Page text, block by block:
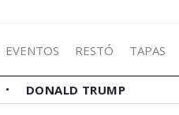
EVENTOS RESTÓ TAPAS
DONALD TRUMP